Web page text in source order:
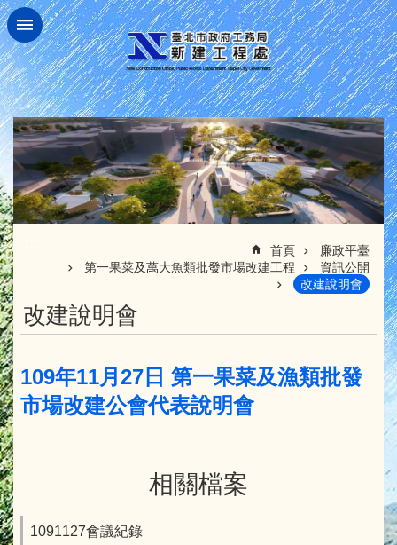
跳到主要內容區塊
首頁
廉政平臺
第一果菜及萬大魚類批發市場改建工程
資訊公開
改建說明會
改建說明會
109年11月27日 第一果菜及漁類批發
市場改建公會代表說明會
相關檔案
1091127會議紀錄